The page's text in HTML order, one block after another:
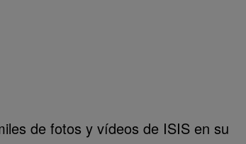
de fotos y vídeos de ISIS en su